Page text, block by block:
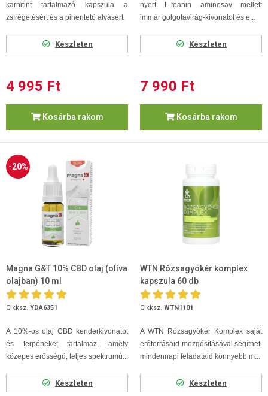
karnitint tartalmazó kapszula a
zsírégetésért és a pihentető alvásért.
Készleten
4 995 Ft
Kosárba rakom
nyert L-teanin aminosav mellett
immár golgotavirág-kivonatot és e...
Készleten
7 990 Ft
Kosárba rakom
-20%
Magna G&T 10% CBD olaj (olíva
olajban) 10 ml
Cikksz. YDA6351
A 10%-os olaj CBD kenderkivonatot
és terpéneket tartalmaz, amely
közepes erősségű, teljes spektrumú...
Készleten
WTN Rózsagyökér komplex
kapszula 60 db
Cikksz. WTN1101
A WTN Rózsagyökér Komplex saját
erőforrásaid mozgósításával segítheti
mindennapi feladataid könnyebb m...
Készleten